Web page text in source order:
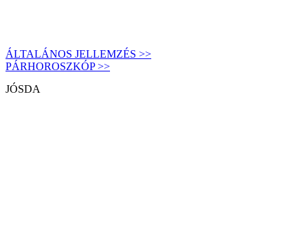
ÁLTALÁNOS JELLEMZÉS >>
PÁRHOROSZKÓP >>
JÓSDA